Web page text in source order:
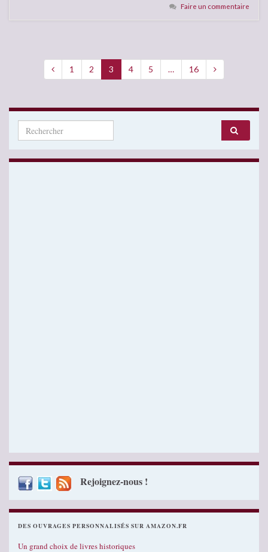
Faire un commentaire
1 2 3 4 5 … 16
Search for:
Rejoignez-nous !
DES OUVRAGES PERSONNALISÉS SUR AMAZON.FR
Un grand choix de livres historiques